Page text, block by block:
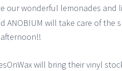
our wonderful lemonades and
ANOBIUM will take care of
will bring their vinyl